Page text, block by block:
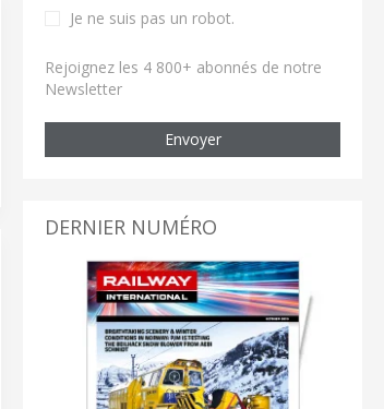
Je ne suis pas un robot.
Rejoignez les 4 800+ abonnés de notre
Newsletter
Envoyer
DERNIER NUMÉRO